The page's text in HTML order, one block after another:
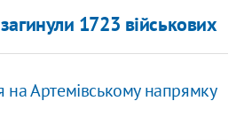
1723 військових
на Артемівському напрямку